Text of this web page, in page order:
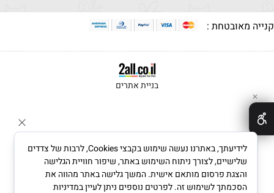
מאובטחת :
בניית אתרים
✕
לידיעתך, באתרנו נעשה שימוש בקבצי Cookies, לרבות של צדדים
שלישיים, לצורך ניתוח השימוש באתר, שיפור חוויית הגלישה
והצגת פרסום מותאם אישית. המשך גלישה באתר מהווה את
הסכמתך לשימוש זה. לפרטים נוספים ניתן לעיין במדיניות